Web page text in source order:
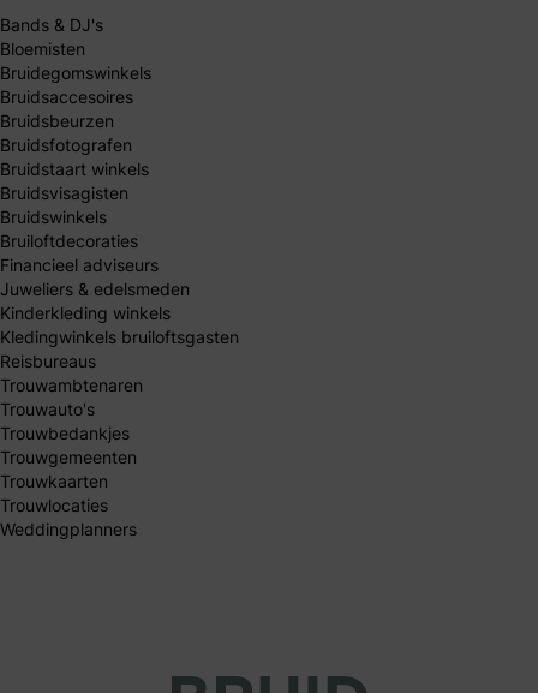
Bands & DJ's
Bloemisten
Bruidegomswinkels
Bruidsaccesoires
Bruidsbeurzen
Bruidsfotografen
Bruidstaart winkels
Bruidsvisagisten
Bruidswinkels
Bruiloftdecoraties
Financieel adviseurs
Juweliers & edelsmeden
Kinderkleding winkels
Kledingwinkels bruiloftsgasten
Reisbureaus
Trouwambtenaren
Trouwauto's
Trouwbedankjes
Trouwgemeenten
Trouwkaarten
Trouwlocaties
Weddingplanners